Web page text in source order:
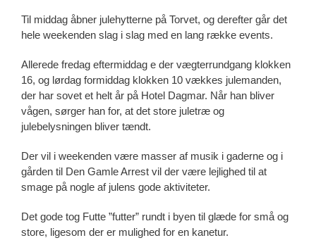
Til middag åbner julehytterne på Torvet, og derefter går det
hele weekenden slag i slag med en lang række events.
Allerede fredag eftermiddag e der vægterrundgang klokken
16, og lørdag formiddag klokken 10 vækkes julemanden,
der har sovet et helt år på Hotel Dagmar. Når han bliver
vågen, sørger han for, at det store juletræ og
julebelysningen bliver tændt.
Der vil i weekenden være masser af musik i gaderne og i
gården til Den Gamle Arrest vil der være lejlighed til at
smage på nogle af julens gode aktiviteter.
Det gode tog Futte ”futter” rundt i byen til glæde for små og
store, ligesom der er mulighed for en kanetur.